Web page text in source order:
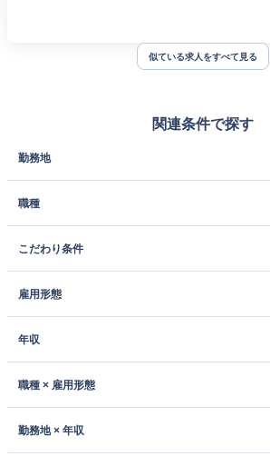
似ている求人をすべて見る
関連条件で探す
勤務地
職種
こだわり条件
雇用形態
年収
職種 × 雇用形態
勤務地 × 年収